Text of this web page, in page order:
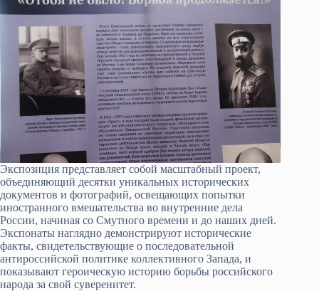
Экспозиция представляет собой масштабный проект,
объединяющий десятки уникальных исторических
документов и фотографий, освещающих попытки
иностранного вмешательства во внутренние дела
России, начиная со Смутного времени и до наших дней.
Экспонаты наглядно демонстрируют исторические
факты, свидетельствующие о последовательной
антироссийской политике коллективного Запада, и
показывают героическую историю борьбы российского
народа за свой суверенитет.